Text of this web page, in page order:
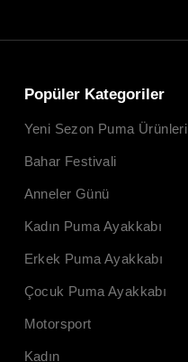
Popüler Kategoriler
Yeni Sezon Puma Ürünleri
Bahar Festivali
Anneler Günü
Kadın Puma Ayakkabı
Erkek Puma Ayakkabı
Çocuk Puma Ayakkabı
Motorsport
Kadın